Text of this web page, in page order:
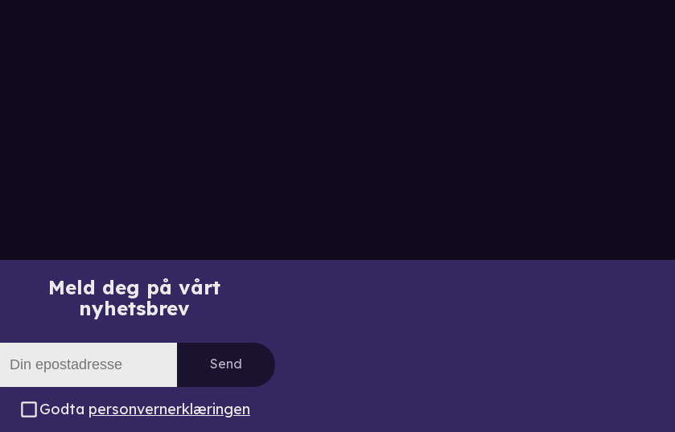
Meld deg på vårt
nyhetsbrev
Send
Godta personvernerklæringen